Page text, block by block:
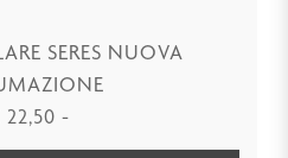
SERES NUOVA
22,50 -